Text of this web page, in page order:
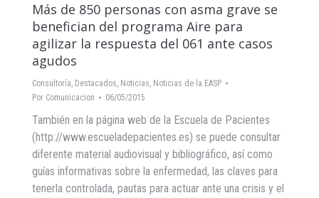
Más de 850 personas con asma grave se
benefician del programa Aire para
agilizar la respuesta del 061 ante casos
agudos
Consultoría, Destacados, Noticias, Noticias de la EASP
Por Comunicacion 06/05/2015
También en la página web de la Escuela de Pacientes
(http://www.escueladepacientes.es) se puede consultar
diferente material audiovisual y bibliográfico, así como
guías informativas sobre la enfermedad, las claves para
tenerla controlada, pautas para actuar ante una crisis y el